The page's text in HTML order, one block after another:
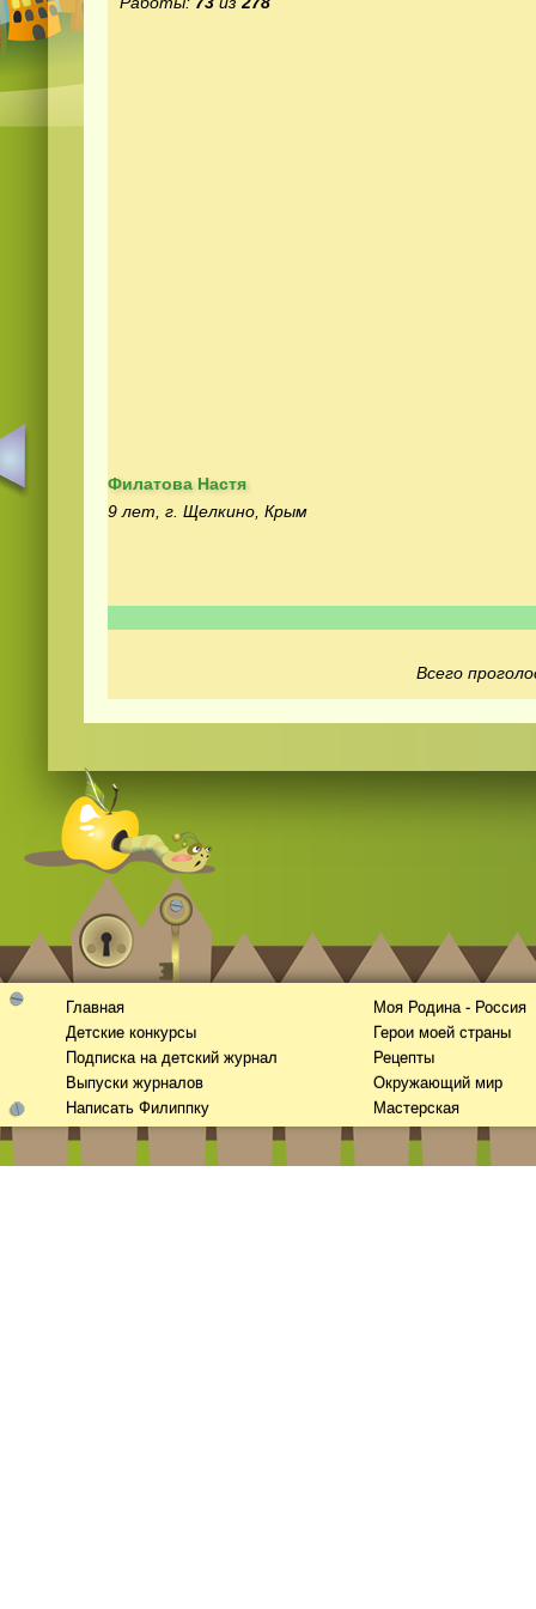
Филатова Настя
9 лет, г. Щелкино, Крым
Всего
Главная
Детские конкурсы
Подписка на детский журнал
Выпуски журналов
Написать Филиппку
Моя Родина - Россия
Герои моей страны
Рецепты
Окружающий мир
Мастерская